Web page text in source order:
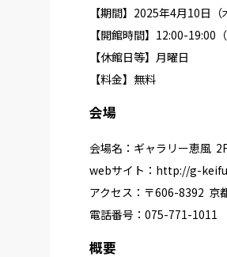
【期間】2025年4月10日（
【開館時間】12:00-19:00
【休館日等】月曜日
【料金】無料
会場
会場名：ギャラリー恵風
webサイト： http://g-
アクセス：〒606-8392 京
電話番号：075-771-1011
概要